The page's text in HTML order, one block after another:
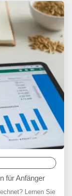
für Anfänger
Lernen Sie